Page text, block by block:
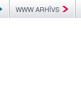
WWW ARHĪVS